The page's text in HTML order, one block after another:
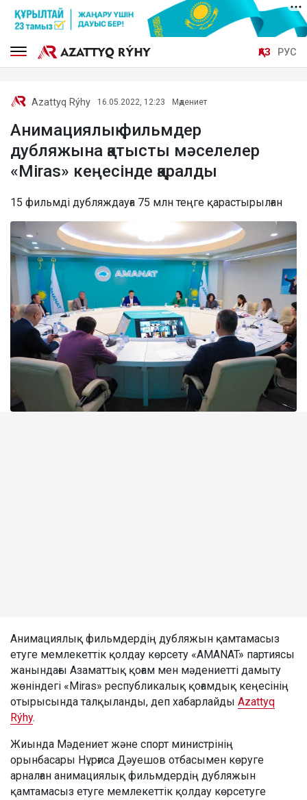
ҚАЗ РУС
Azattyq Rýhy 16.05.2022, 12:23 Мәдениет
Анимациялық фильмдер
дубляжына қатысты мәселелер
«Miras» кеңесінде қаралды
15 фильмді дубляждауға 75 млн теңге қарастырылған
Анимациялық фильмдердің дубляжын қамтамасыз
етуге мемлекеттік қолдау көрсету «AMANAT» партиясы
жанындағы Азаматтық қоғам мен мәдениетті дамыту
жөніндегі «Miras» республикалық қоғамдық кеңесінің
отырысында талқыланды, деп хабарлайды Azattyq
Rýhy.
Жиында Мәдениет және спорт министрінің
орынбасары Нұрғиса Дәуешов отбасымен көруге
арналған анимациялық фильмдердің дубляжын
қамтамасыз етуге мемлекеттік қолдау көрсетуге